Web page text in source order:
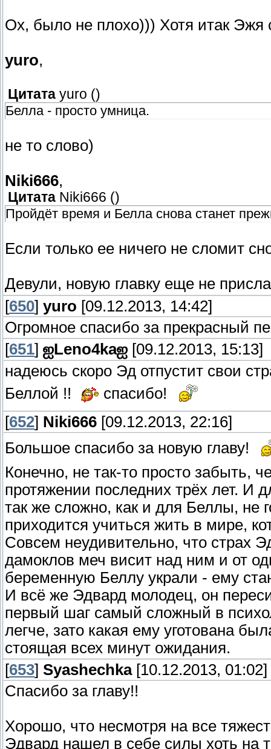
Ох, было не плохо))) Хотя итак Эжя
yuro,
Цитата yuro ()
Белла - просто умница.
не то слово)
Niki666,
Цитата Niki666 ()
Пройдёт время и Белла снова станет
Если только ее ничего не сломит
Девули, новую главку еще не
[650] yuro [09.12.2013, 14:42]
Огромное спасибо за прекрасный
[651] ஐLeno4kaஐ [09.12.2013, 15:13]
надеюсь скоро Эд отпустит свои
Беллой !!
спасибо!
[652] Niki666 [09.12.2013, 22:16]
Большое спасибо за новую главу!
Конечно, не так-то просто забыть,
протяжении последних трёх лет. И
так же сложно, как и для Беллы, не
приходится учиться жить в мире,
Совсем неудивительно, что страх
дамоклов меч висит над ним и от
беременную Беллу украли - ему
И всё же Эдвард молодец, он
первый шаг самый сложный в
легче, зато какая ему уготована
стоящая всех минут ожидания.
[653] Syashechka[10.12.2013, 01:02]
Спасибо за главу!!
Хорошо, что несмотря на все
Эдвард нашел в себе силы хоть на